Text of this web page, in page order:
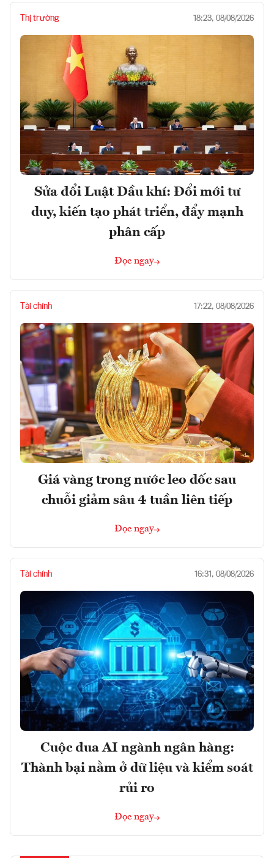
Thị trường 18:23, 08/08/2026
Sửa đổi Luật Dầu khí: Đổi mới tư
duy, kiến tạo phát triển, đẩy mạnh
phân cấp
Đọc ngay
Tài chính 17:22, 08/08/2026
Giá vàng trong nước leo dốc sau
chuỗi giảm sâu 4 tuần liên tiếp
Đọc ngay
Tài chính 16:31, 08/08/2026
Cuộc đua AI ngành ngân hàng:
Thành bại nằm ở dữ liệu và kiểm soát
rủi ro
Đọc ngay